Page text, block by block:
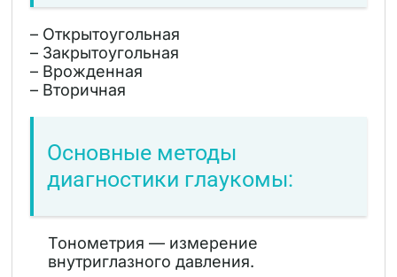
– Открытоугольная
– Закрытоугольная
– Врожденная
– Вторичная
Основные методы
диагностики глаукомы:
Тонометрия — измерение
внутриглазного давления.